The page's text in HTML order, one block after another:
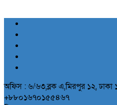
অফিস : ৬/৬৩,ব্লক এ,মিরপুর ১২, ঢাকা
+৮৮০১৬৭০১৫৫৪৬৭